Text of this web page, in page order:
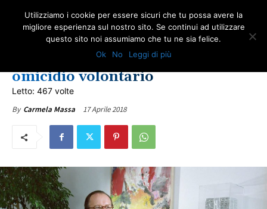
Schmidheiny accusato di
omicidio volontario
Letto: 467 volte
By Carmela Massa 17 Aprile 2018
Utilizziamo i cookie per essere sicuri che tu possa avere la
migliore esperienza sul nostro sito. Se continui ad utilizzare
questo sito noi assumiamo che tu ne sia felice.
Ok
No Leggi di più